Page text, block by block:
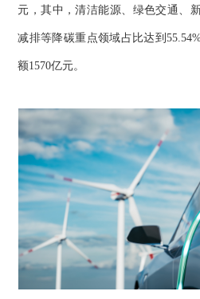
元，其中，清洁能源、绿色交通、
减排等降碳重点领域占比达到
额1570亿元。